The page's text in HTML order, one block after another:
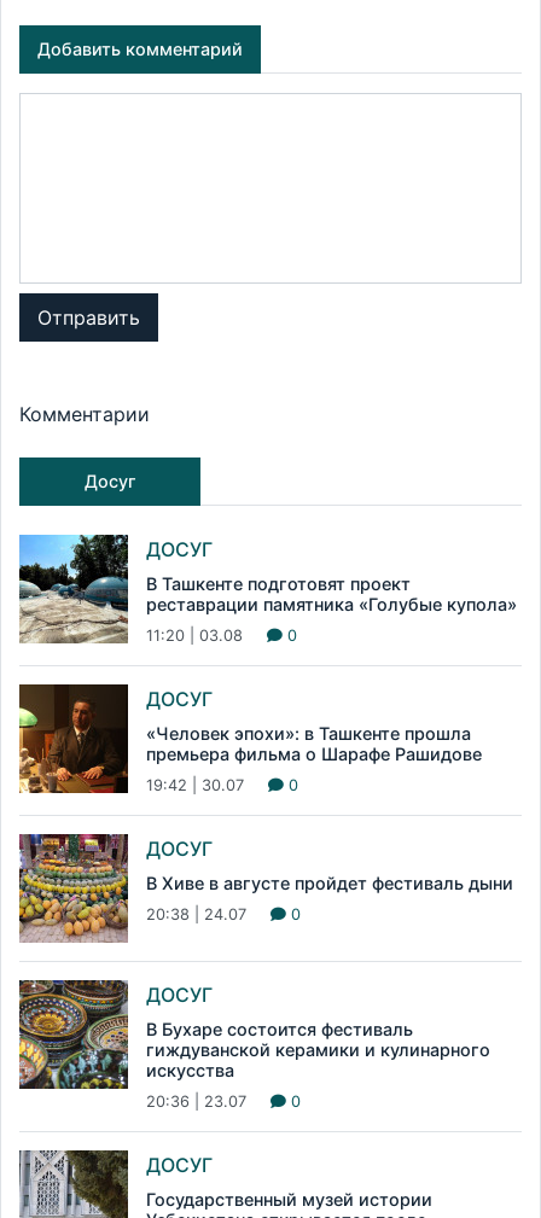
Добавить комментарий
Отправить
Комментарии
Досуг
ДОСУГ
В Ташкенте подготовят проект
реставрации памятника «Голубые купола»
11:20 | 03.08 0
ДОСУГ
«Человек эпохи»: в Ташкенте прошла
премьера фильма о Шарафе Рашидове
19:42 | 30.07 0
ДОСУГ
В Хиве в августе пройдет фестиваль дыни
20:38 | 24.07 0
ДОСУГ
В Бухаре состоится фестиваль
гиждуванской керамики и кулинарного
искусства
20:36 | 23.07 0
ДОСУГ
Государственный музей истории